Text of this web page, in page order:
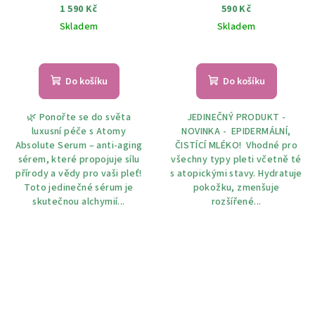
1 590 Kč
Skladem
Do košíku
🌿 Ponořte se do světa
luxusní péče s Atomy
Absolute Serum – anti-aging
sérem, které propojuje sílu
přírody a vědy pro vaši pleť!
Toto jedinečné sérum je
skutečnou alchymií...
Cleansing Milk 200 ml
590 Kč
Skladem
Do košíku
JEDINEČNÝ PRODUKT -
NOVINKA - EPIDERMÁLNÍ,
ČISTÍCÍ MLÉKO! Vhodné pro
všechny typy pleti včetně té
s atopickými stavy. Hydratuje
pokožku, zmenšuje
rozšířené...